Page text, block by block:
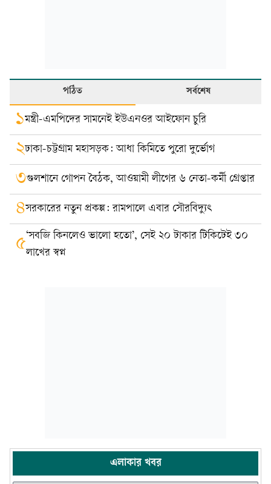
পঠিত সর্বশেষ
১মন্ত্রী-এমপিদের সামনেই ইউএনওর আইফোন চুরি
২ঢাকা-চট্টগ্রাম মহাসড়ক: আধা কিমিতে পুরো দুর্ভোগ
৩গুলশানে গোপন বৈঠক, আওয়ামী লীগের ৬ নেতা-কর্মী গ্রেপ্তার
৪সরকারের নতুন প্রকল্প: রামপালে এবার সৌরবিদ্যুৎ
৫‘সবজি কিনলেও ভালো হতো’, সেই ২০ টাকার টিকিটেই ৩০
লাখের স্বপ্ন
এলাকার খবর